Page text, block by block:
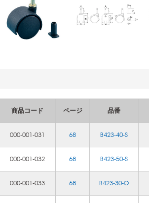
商品コード ページ 品番
000-001-031 68 B423-40-S
000-001-032 68 B423-50-S
000-001-033 68 B423-30-O